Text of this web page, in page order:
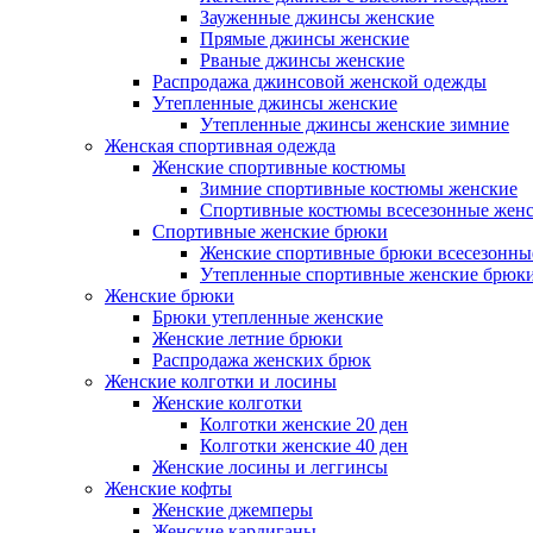
Зауженные джинсы женские
Прямые джинсы женские
Рваные джинсы женские
Распродажа джинсовой женской одежды
Утепленные джинсы женские
Утепленные джинсы женские зимние
Женская спортивная одежда
Женские спортивные костюмы
Зимние спортивные костюмы женские
Спортивные костюмы всесезонные
Спортивные женские брюки
Женские спортивные брюки
Утепленные спортивные женские
Женские брюки
Брюки утепленные женские
Женские летние брюки
Распродажа женских брюк
Женские колготки и лосины
Женские колготки
Колготки женские 20 ден
Колготки женские 40 ден
Женские лосины и леггинсы
Женские кофты
Женские джемперы